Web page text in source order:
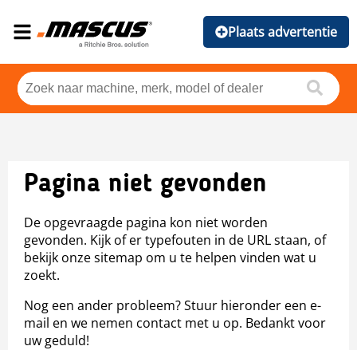
Plaats advertentie
Pagina niet gevonden
De opgevraagde pagina kon niet worden
gevonden. Kijk of er typefouten in de URL staan, of
bekijk onze sitemap om u te helpen vinden wat u
zoekt.
Nog een ander probleem? Stuur hieronder een e-
mail en we nemen contact met u op. Bedankt voor
uw geduld!